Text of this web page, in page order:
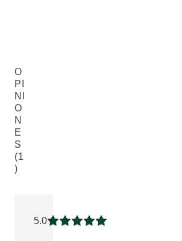
O
PI
NI
O
N
E
S
(1
)
5.0
Puntuación: 5 / 5 estrellas